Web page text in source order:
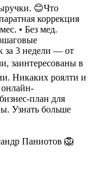
😊Что
коррекция
• Без мед.
за 3 недели — от
заинтересованы в
Никаких роялти и
онлайн-
план для
Узнать больше
Паниотов 🦁